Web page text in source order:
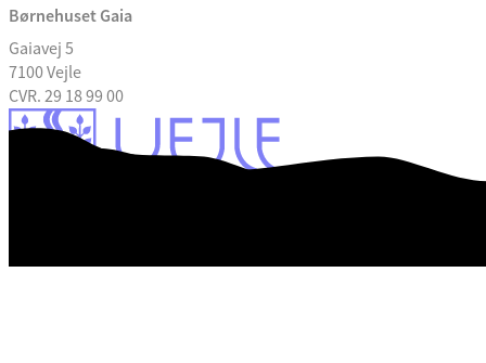
Børnehuset Gaia
Gaiavej 5
7100 Vejle
CVR. 29 18 99 00